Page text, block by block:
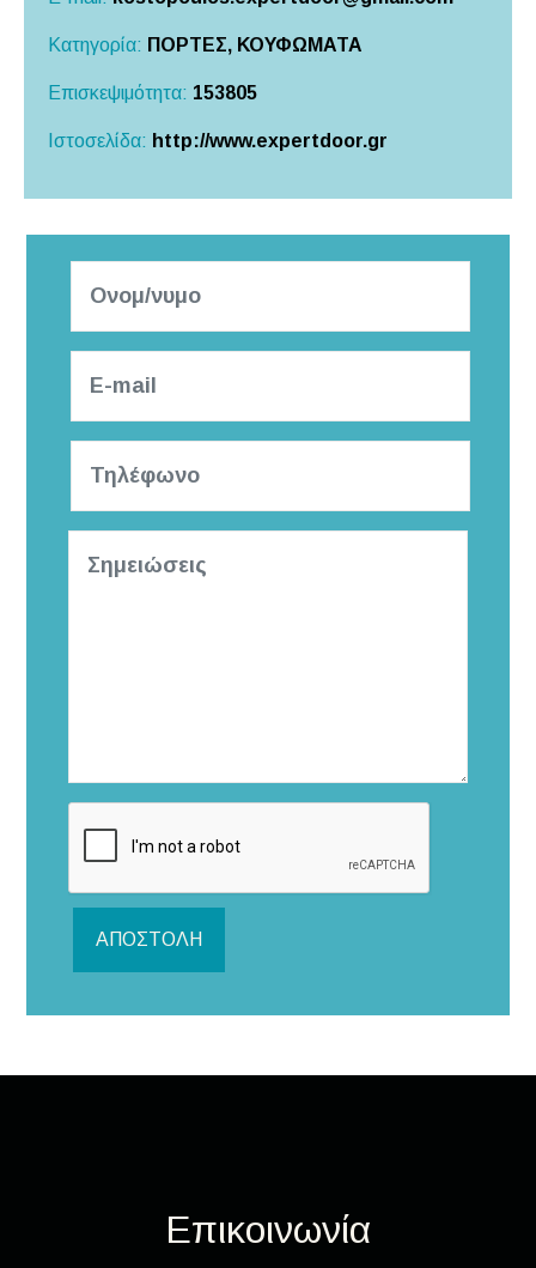
ΑΠΟΣΤΟΛΉ
Κατηγορία: ΠΟΡΤΕΣ, ΚΟΥΦΩΜΑΤΑ
Επισκεψιμότητα: 153805
Ιστοσελίδα: http://www.expertdoor.gr
Επικοινωνία